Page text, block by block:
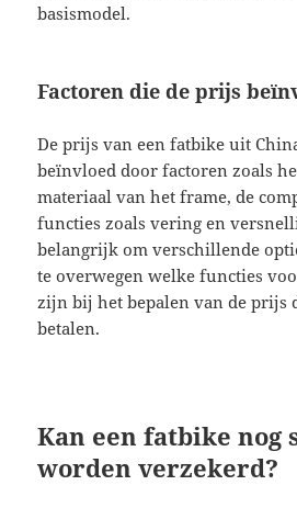
basismodel.
Factoren die de prijs
De prijs van een fatbike uit
beïnvloed door factoren zoals
materiaal van het frame, de
functies zoals vering en
belangrijk om verschillende
te overwegen welke functies
zijn bij het bepalen van de prijs
betalen.
Kan een fatbike nog
worden verzekerd?